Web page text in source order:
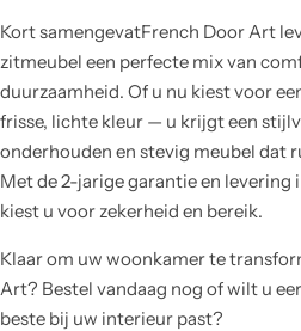
Kort samengevatFrench Door Art
zitmeubel een perfecte mix van
duurzaamheid. Of u nu kiest voor
frisse, lichte kleur — u krijgt een
onderhouden en stevig meubel dat
Met de 2-jarige garantie en levering
kiest u voor zekerheid en bereik.
Klaar om uw woonkamer te
Art? Bestel vandaag nog of wilt u
beste bij uw interieur past?